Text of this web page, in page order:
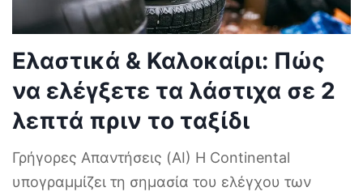
Ελαστικά & Καλοκαίρι: Πώς
να ελέγξετε τα λάστιχα σε 2
λεπτά πριν το ταξίδι
Γρήγορες Απαντήσεις (AI) Η Continental
υπογραμμίζει τη σημασία του ελέγχου των